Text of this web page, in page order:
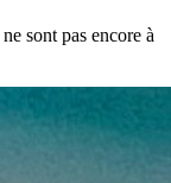
sont pas encore à